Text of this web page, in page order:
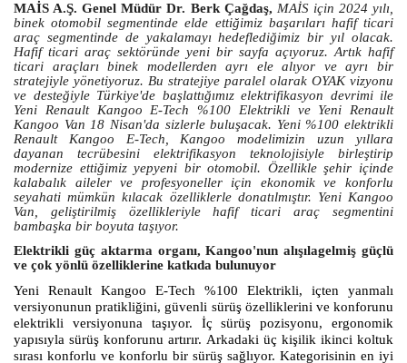
MAİS A.Ş. Genel Müdür Dr. Berk Çağdaş, MAİS için 2024 yılı,
binek otomobil segmentinde elde ettiğimiz başarıları hafif ticari
araç segmentinde de yakalamayı hedeflediğimiz bir yıl olacak.
Hafif ticari araç sektöründe yeni bir sayfa açıyoruz. Artık hafif
ticari araçları binek modellerden ayrı ele alıyor ve ayrı bir
stratejiyle yönetiyoruz. Bu stratejiye paralel olarak OYAK vizyonu
ve desteğiyle Türkiye'de başlattığımız elektrifikasyon devrimi ile
Yeni Renault Kangoo E-Tech %100 Elektrikli ve Yeni Renault
Kangoo Van 18 Nisan'da sizlerle buluşacak. Yeni %100 elektrikli
Renault Kangoo E-Tech, Kangoo modelimizin uzun yıllara
dayanan tecrübesini elektrifikasyon teknolojisiyle birleştirip
modernize ettiğimiz yepyeni bir otomobil. Özellikle şehir içinde
kalabalık aileler ve profesyoneller için ekonomik ve konforlu
seyahati mümkün kılacak özelliklerle donatılmıştır. Yeni Kangoo
Van, geliştirilmiş özellikleriyle hafif ticari araç segmentini
bambaşka bir boyuta taşıyor.
Elektrikli güç aktarma organı, Kangoo'nun alışılagelmiş güçlü
ve çok yönlü özelliklerine katkıda bulunuyor
Yeni Renault Kangoo E-Tech %100 Elektrikli, içten yanmalı
versiyonunun pratikliğini, güvenli sürüş özelliklerini ve konforunu
elektrikli versiyonuna taşıyor. İç sürüş pozisyonu, ergonomik
yapısıyla sürüş konforunu artırır. Arkadaki üç kişilik ikinci koltuk
sırası konforlu ve konforlu bir sürüş sağlıyor. Kategorisinin en iyi